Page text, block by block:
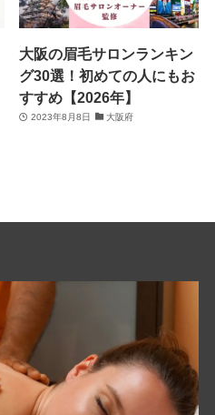
大阪の眉毛サロンランキン
グ30選！初めての人にもお
すすめ【2026年】
2023年8月8日 大阪府